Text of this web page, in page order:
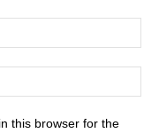
this browser for the